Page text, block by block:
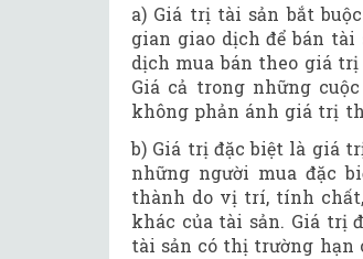
a) Giá trị tài sản bắt
gian giao dịch để bán
dịch mua bán theo giá
Giá cả trong những
không phản ánh giá trị
b) Giá trị đặc biệt là giá
những người mua đặc
thành do vị trí, tính
khác của tài sản. Giá trị
tài sản có thị trường hạn